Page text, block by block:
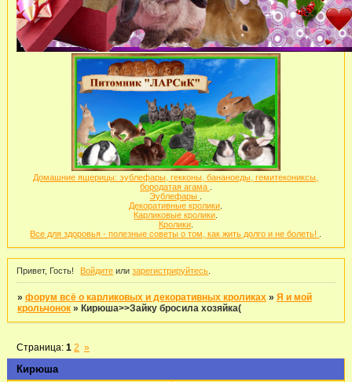
Домашние ящерицы: эублефары, гекконы, бананоеды, гемитекониксы,
бородатая агама
Эублефары
Декоративные кролики
Карликовые кролики
Кролики.
Все для здоровья - полезные советы о том, как жить долго и не болеть!
Привет, Гость! Войдите илизарегистрируйтесь
»форум всё о карликовых и декоративных кроликах »Я и мой
крольчонок » Кирюша>>Зайку бросила хозяйка(
Кирюша
Страница:1 2 »